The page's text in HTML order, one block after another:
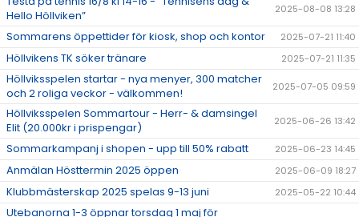
Hello Höllviken”
2025-08-08 13:28
Sommarens öppettider för kiosk, shop och kontor 2025-07-21 11:40
Höllvikens TK söker tränare 2025-07-21 11:35
Höllviksspelen startar - nya menyer, 300 matcher
och 2 roliga veckor - välkommen!
2025-07-05 09:59
Höllviksspelen Sommartour - Herr- & damsingel
Elit (20.000kr i prispengar)
2025-06-26 13:42
Sommarkampanj i shopen - upp till 50% rabatt 2025-06-23 14:45
Anmälan Hösttermin 2025 öppen 2025-06-09 18:27
Klubbmästerskap 2025 spelas 9-13 juni 2025-05-22 10:44
Utebanorna 1-3 öppnar torsdag 1 maj för